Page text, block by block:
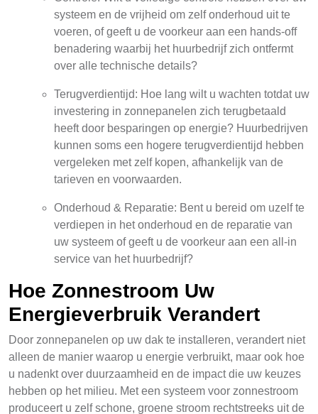
systeem en de vrijheid om zelf onderhoud uit te
voeren, of geeft u de voorkeur aan een hands-off
benadering waarbij het huurbedrijf zich ontfermt
over alle technische details?
Terugverdientijd: Hoe lang wilt u wachten totdat uw
investering in zonnepanelen zich terugbetaald
heeft door besparingen op energie? Huurbedrijven
kunnen soms een hogere terugverdientijd hebben
vergeleken met zelf kopen, afhankelijk van de
tarieven en voorwaarden.
Onderhoud & Reparatie: Bent u bereid om uzelf te
verdiepen in het onderhoud en de reparatie van
uw systeem of geeft u de voorkeur aan een all-in
service van het huurbedrijf?
Hoe Zonnestroom Uw
Energieverbruik Verandert
Door zonnepanelen op uw dak te installeren, verandert niet
alleen de manier waarop u energie verbruikt, maar ook hoe
u nadenkt over duurzaamheid en de impact die uw keuzes
hebben op het milieu. Met een systeem voor zonnestroom
produceert u zelf schone, groene stroom rechtstreeks uit de